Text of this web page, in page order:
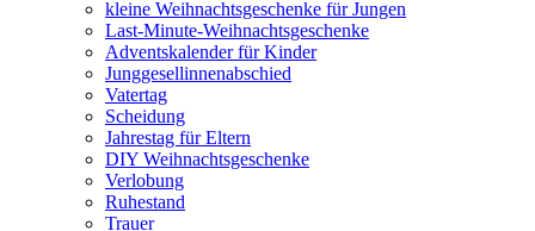
kleine Weihnachtsgeschenke für Jungen
Last-Minute-Weihnachtsgeschenke
Adventskalender für Kinder
Junggesellinnenabschied
Vatertag
Scheidung
Jahrestag für Eltern
DIY Weihnachtsgeschenke
Verlobung
Ruhestand
Trauer